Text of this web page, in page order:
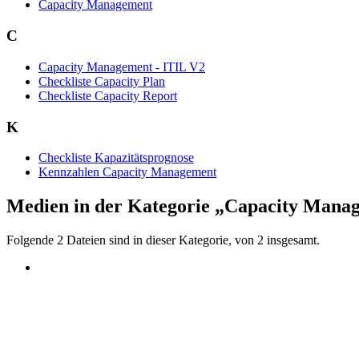
Capacity Management
C
Capacity Management - ITIL V2
Checkliste Capacity Plan
Checkliste Capacity Report
K
Checkliste Kapazitätsprognose
Kennzahlen Capacity Management
Medien in der Kategorie „Capacity
Folgende 2 Dateien sind in dieser Kategorie, von 2 insgesamt.